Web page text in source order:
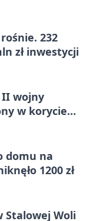
232
zł inwestycji
II wojny
w korycie
domu na
1200 zł
Stalowej Woli